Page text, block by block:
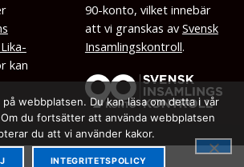
kan
90-konto, vilket innebär
att vi granskas av Svensk
Insamlingskontroll.
webbplatsen. Du kan läsa om detta i vår
du fortsätter att använda webbplatsen
du att vi använder kakor.
INTEGRITETSPOLICY